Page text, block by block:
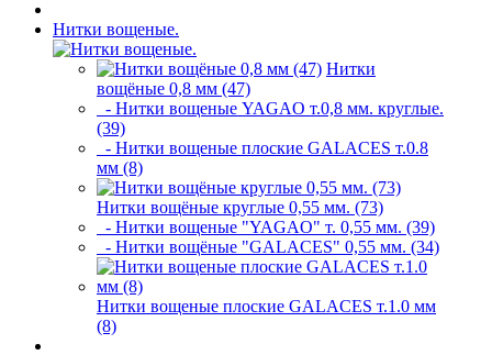
Нитки вощеные.
Нитки
вощёные 0,8 мм (47)
- Нитки вощеные YAGAO т.0,8 мм. круглые.
(39)
- Нитки вощеные плоские GALACES т.0.8
мм (8)
Нитки вощёные круглые 0,55 мм. (73)
- Нитки вощеные "YAGAO" т. 0,55 мм. (39)
- Нитки вощёные "GALACES" 0,55 мм. (34)
Нитки вощеные плоские GALACES т.1.0 мм
(8)